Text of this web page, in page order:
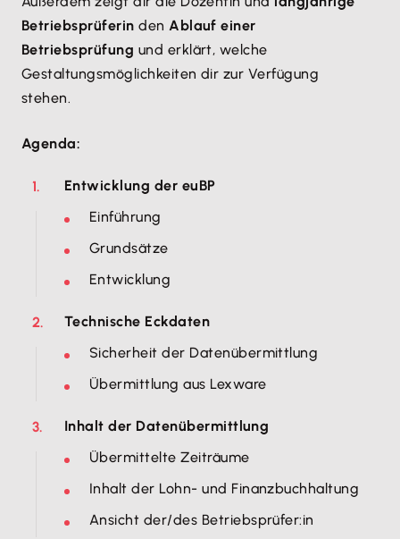
Betriebsprüferin denAblauf einer
Betriebsprüfung und erklärt, welche
Gestaltungsmöglichkeiten dir zur Verfügung
stehen.
Agenda:
Entwicklung der euBP
Einführung
Grundsätze
Entwicklung
Technische Eckdaten
Sicherheit der Datenübermittlung
Übermittlung aus Lexware
Inhalt der Datenübermittlung
Übermittelte Zeiträume
Inhalt der Lohn- und Finanzbuchhaltung
Ansicht der/des Betriebsprüfer:in